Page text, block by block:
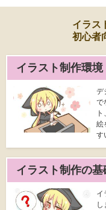
イラス
初心者
イラスト制作環境
デ
で
絵
す
イラスト制作の基
イ
し